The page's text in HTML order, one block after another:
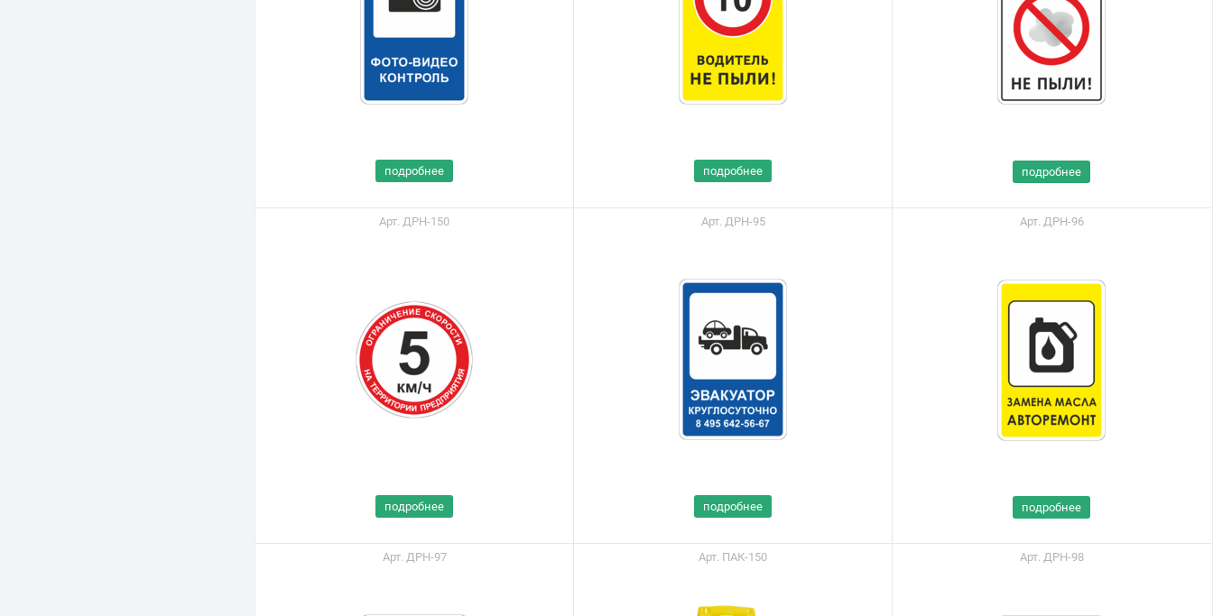
подробнее подробнее подробнее
Арт. ДРН-150
подробнее
Арт. ДРН-95
подробнее
Арт. ДРН-96
подробнее
Арт. ДРН-97 Арт. ПАК-150 Арт. ДРН-98